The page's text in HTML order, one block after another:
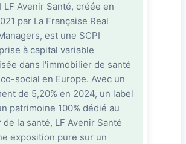
LF Avenir Santé, créée en
par La Française Real
est une SCPI
à capital variable
dans l'immobilier de santé
social en Europe. Avec un
de 5,20% en 2024, un label
patrimoine 100% dédié au
de la santé, LF Avenir Santé
exposition pure sur un